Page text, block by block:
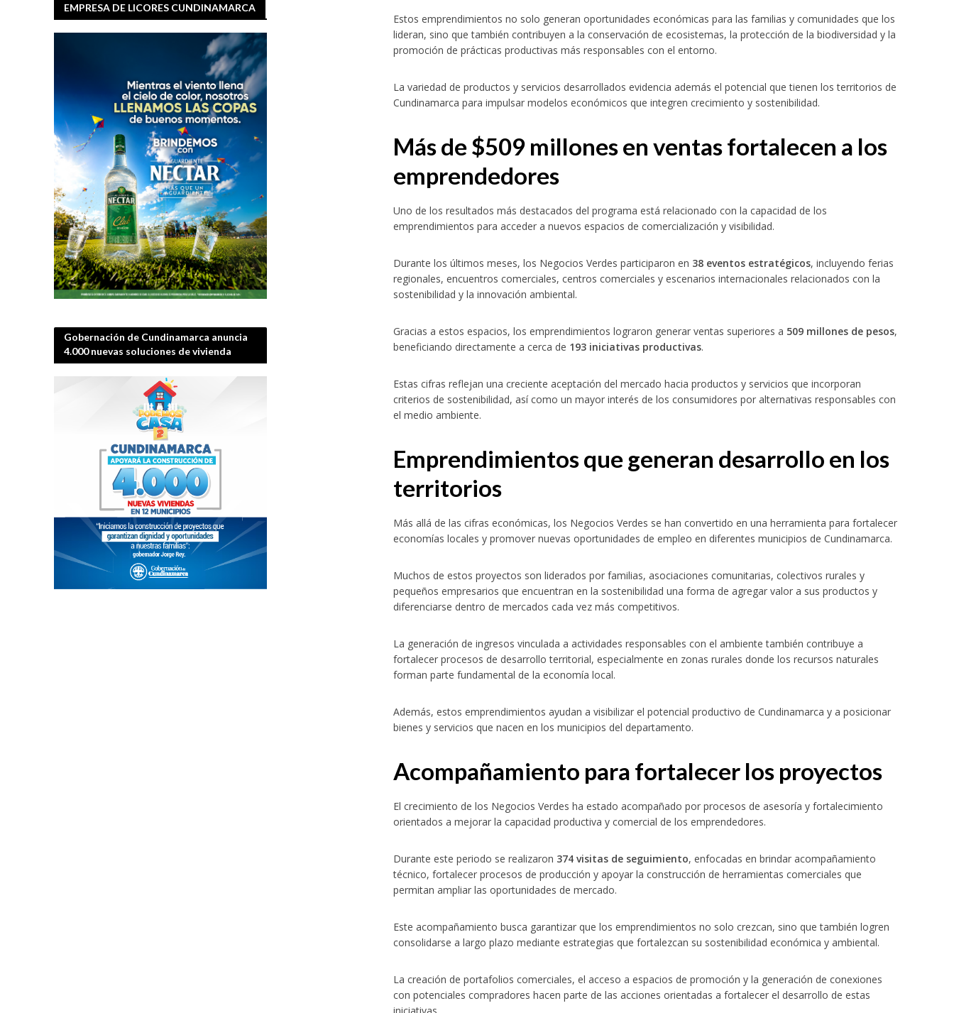
EMPRESA DE LICORES CUNDINAMARCA
Gobernación de Cundinamarca anuncia
4.000 nuevas soluciones de vivienda
Estos emprendimientos no solo generan oportunidades económicas para las familias y comunidades que los
lideran, sino que también contribuyen a la conservación de ecosistemas, la protección de la biodiversidad y la
promoción de prácticas productivas más responsables con el entorno.
La variedad de productos y servicios desarrollados evidencia además el potencial que tienen los territorios de
Cundinamarca para impulsar modelos económicos que integren crecimiento y sostenibilidad.
Más de $509 millones en ventas fortalecen a los
emprendedores
Uno de los resultados más destacados del programa está relacionado con la capacidad de los
emprendimientos para acceder a nuevos espacios de comercialización y visibilidad.
Durante los últimos meses, los Negocios Verdes participaron en 38 eventos estratégicos, incluyendo ferias
regionales, encuentros comerciales, centros comerciales y escenarios internacionales relacionados con la
sostenibilidad y la innovación ambiental.
Gracias a estos espacios, los emprendimientos lograron generar ventas superiores a 509 millones de pesos,
beneficiando directamente a cerca de 193 iniciativas productivas.
Estas cifras reflejan una creciente aceptación del mercado hacia productos y servicios que incorporan
criterios de sostenibilidad, así como un mayor interés de los consumidores por alternativas responsables con
el medio ambiente.
Emprendimientos que generan desarrollo en los
territorios
Más allá de las cifras económicas, los Negocios Verdes se han convertido en una herramienta para fortalecer
economías locales y promover nuevas oportunidades de empleo en diferentes municipios de Cundinamarca.
Muchos de estos proyectos son liderados por familias, asociaciones comunitarias, colectivos rurales y
pequeños empresarios que encuentran en la sostenibilidad una forma de agregar valor a sus productos y
diferenciarse dentro de mercados cada vez más competitivos.
La generación de ingresos vinculada a actividades responsables con el ambiente también contribuye a
fortalecer procesos de desarrollo territorial, especialmente en zonas rurales donde los recursos naturales
forman parte fundamental de la economía local.
Además, estos emprendimientos ayudan a visibilizar el potencial productivo de Cundinamarca y a posicionar
bienes y servicios que nacen en los municipios del departamento.
Acompañamiento para fortalecer los proyectos
El crecimiento de los Negocios Verdes ha estado acompañado por procesos de asesoría y fortalecimiento
orientados a mejorar la capacidad productiva y comercial de los emprendedores.
Durante este periodo se realizaron 374 visitas de seguimiento, enfocadas en brindar acompañamiento
técnico, fortalecer procesos de producción y apoyar la construcción de herramientas comerciales que
permitan ampliar las oportunidades de mercado.
Este acompañamiento busca garantizar que los emprendimientos no solo crezcan, sino que también logren
consolidarse a largo plazo mediante estrategias que fortalezcan su sostenibilidad económica y ambiental.
La creación de portafolios comerciales, el acceso a espacios de promoción y la generación de conexiones
con potenciales compradores hacen parte de las acciones orientadas a fortalecer el desarrollo de estas